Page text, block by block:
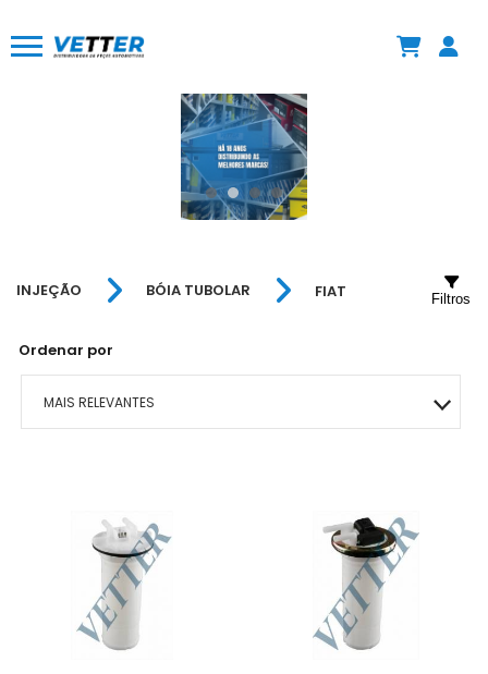
INJEÇÃO BÓIA TUBOLAR FIAT
Ordenar por
MAIS RELEVANTES
MENOR PREÇO
MAIOR PREÇO
Filtros